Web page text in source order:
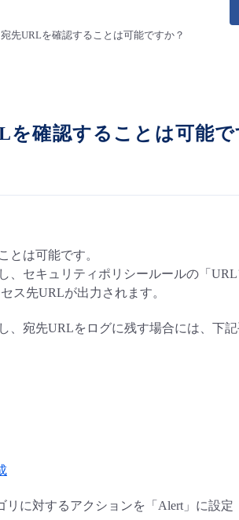
先URLを確認することは可能ですか？
を確認することは可能で
とは可能です。
、セキュリティポリシールールの「
ス先URLが出力されます。
、宛先URLをログに残す場合には、下記
リに対するアクションを「Alert」に設定